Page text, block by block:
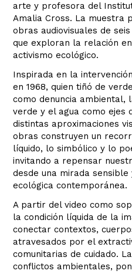
arte y profesora del
Amalia Cross. La muestra
obras audiovisuales de
que exploran la relación
activismo ecológico.
Inspirada en la
en 1968, quien tiñó de
como denuncia
verde y el agua como ejes
distintas aproximaciones
obras construyen un
líquido, lo simbólico y lo
invitando a repensar
desde una mirada
ecológica contemporánea.
A partir del video como
la condición líquida de la
conectar contextos,
atravesados por el
comunitarias de cuidado.
conflictos ambientales,